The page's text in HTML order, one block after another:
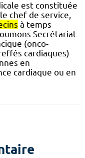
est constituée
chef de service,
à temps
Secrétariat
(onco-
cardiaques)
en
cardiaque ou en